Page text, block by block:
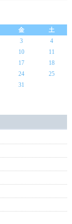
金
土
3
4
10
11
17
18
24
25
31